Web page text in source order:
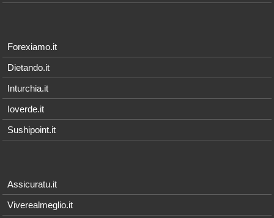
Forexiamo.it
Dietando.it
Inturchia.it
Ioverde.it
Sushipoint.it
Assicuratu.it
Viverealmeglio.it